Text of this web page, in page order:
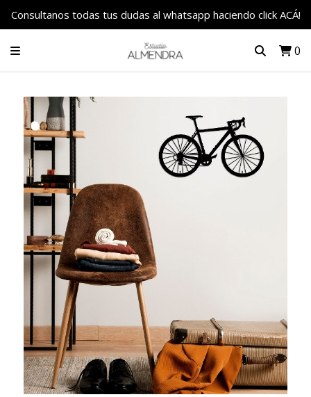
Consultanos todas tus dudas al whatsapp haciendo click ACÁ!
0